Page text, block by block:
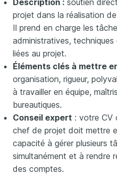
Description : soutien
projet dans la réalisation
Il prend en charge les
administratives, techniques
liées au projet.
Éléments clés à mettre
organisation, rigueur,
à travailler en équipe,
bureautiques.
Conseil expert : votre CV
chef de projet doit mettre
capacité à gérer plusieurs
simultanément et à rendre
des comptes.